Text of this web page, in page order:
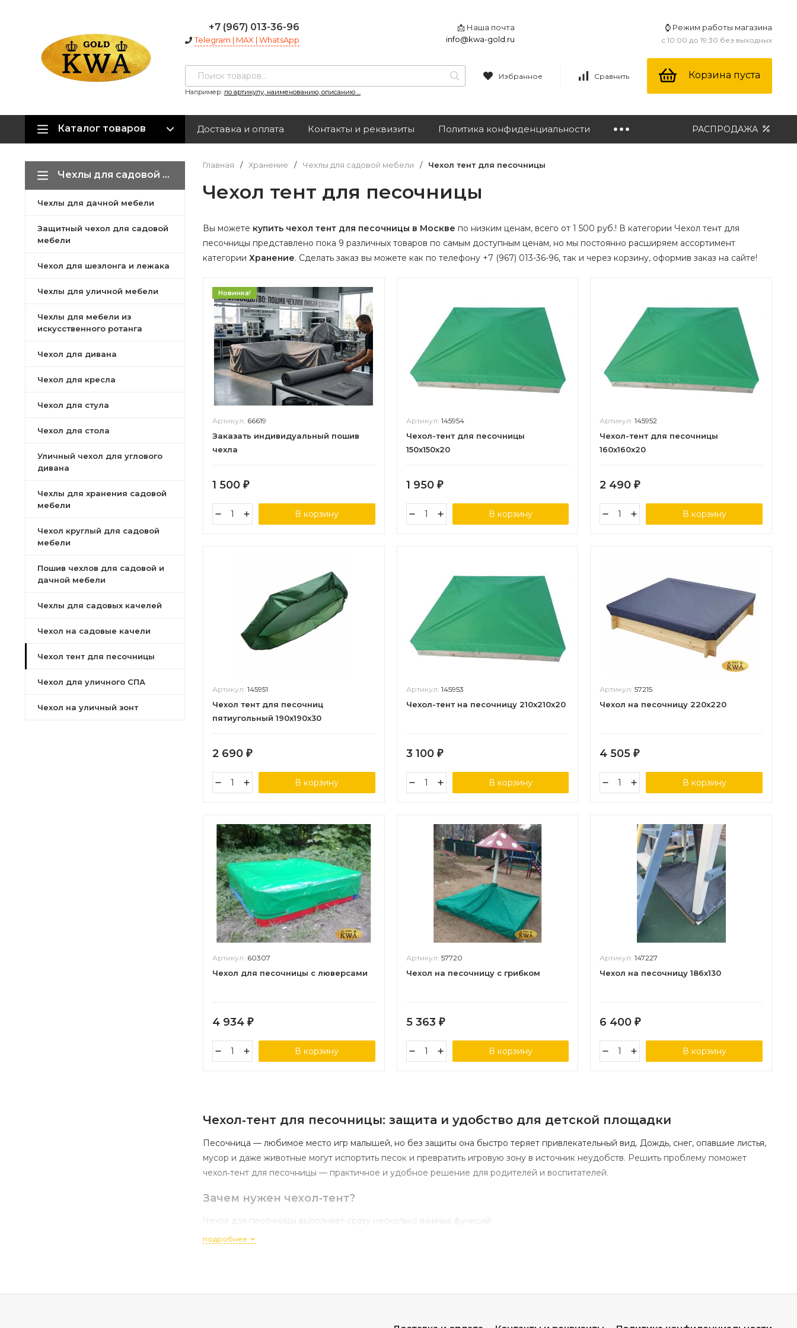
+7 (967) 013-36-96
Telegram | MAX | WhatsApp
📩 Наша почта
info@kwa-gold.ru
⌚ Режим работы магазина
с 10:00 до 19:30 без выходных
Например: по артикулу, наименованию, описанию ...
Избранное Сравнить Корзина пуста
Каталог товаров Доставка и оплата Контакты и реквизиты Политика конфиденциальности РАСПРОДАЖА
Чехлы для садовой мебели
Чехлы для дачной мебели
Защитный чехол для садовой
мебели
Чехол для шезлонга и лежака
Чехлы для уличной мебели
Чехлы для мебели из
искусственного ротанга
Чехол для дивана
Чехол для кресла
Чехол для стула
Чехол для стола
Уличный чехол для углового
дивана
Чехлы для хранения садовой
мебели
Чехол круглый для садовой
мебели
Пошив чехлов для садовой и
дачной мебели
Чехлы для садовых качелей
Чехол на садовые качели
Чехол тент для песочницы
Чехол для уличного СПА
Чехол на уличный зонт
Главная / Хранение / Чехлы для садовой мебели / Чехол тент для песочницы
Чехол тент для песочницы
Вы можете купить чехол тент для песочницы в Москве по низким ценам, всего от 1 500 руб.! В категории Чехол тент для
песочницы представлено пока 9 различных товаров по самым доступным ценам, но мы постоянно расширяем ассортимент
категории Хранение. Сделать заказ вы можете как по телефону +7 (967) 013-36-96, так и через корзину, оформив заказ на сайте!
Новинка!
Артикул: 66619
Заказать индивидуальный пошив
чехла
1 500 ₽
В корзину
Артикул: 145954
Чехол-тент для песочницы
150х150х20
1 950 ₽
В корзину
Артикул:145952
Чехол-тент для песочницы
160х160х20
2 490₽
В корзину
Артикул: 145951
Чехол тент для песочниц
пятиугольный 190х190х30
2 690 ₽
В корзину
Артикул: 145953
Чехол-тент на песочницу 210х210х20
3 100 ₽
В корзину
Артикул:57215
Чехол на песочницу 220х220
4 505₽
В корзину
Артикул: 60307
Чехол для песочницы с люверсами
4 934 ₽
В корзину
Артикул: 57720
Чехол на песочницу с грибком
5 363 ₽
В корзину
Артикул:147227
Чехол на песочницу 186х130
6 400₽
В корзину
Чехол‑тент для песочницы: защита и удобство для детской площадки
Песочница — любимое место игр малышей, но без защиты она быстро теряет привлекательный вид. Дождь, снег, опавшие листья,
мусор и даже животные могут испортить песок и превратить игровую зону в источник неудобств. Решить проблему поможет
чехол‑тент для песочницы — практичное и удобное решение для родителей и воспитателей.
Зачем нужен чехол‑тент?
Чехол для песочницы выполняет сразу несколько важных функций:
Защитаот
лучами.
подробнее